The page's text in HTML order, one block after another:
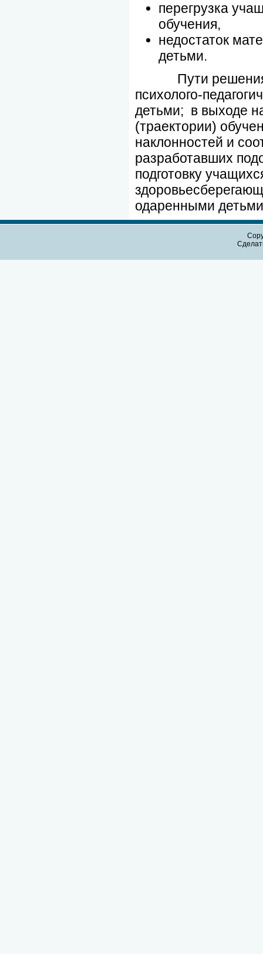
перегрузка
обучения,
недостаток
детьми.
Пути решения
психолого-
детьми; в выходе
(траектории)
наклонностей и
разработавших
подготовку
одаренными